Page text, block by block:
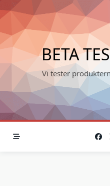
Skip
to
content
BETA
Vi tester